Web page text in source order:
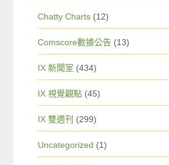
Chatty Charts (12)
Comscore數據公告 (13)
IX 新聞室 (434)
IX 視覺觀點 (45)
IX 雙週刊 (299)
Uncategorized (1)